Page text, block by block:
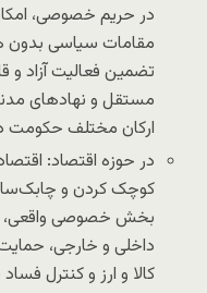
در حریم خصوصی،
مقامات سیاسی بدون
تضمین فعالیت آزاد و
مستقل و نهادهای
ارکان مختلف حکومت
در حوزه اقتصاد:
کوچک کردن و
بخش خصوصی واقعی،
داخلی و خارجی،
کالا و ارز و کنترل